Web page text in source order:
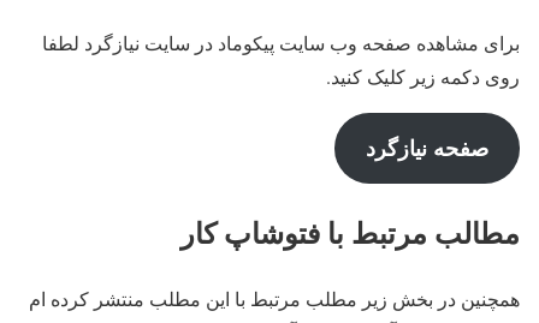
برای مشاهده صفحه وب سایت پیکوماد در سایت نیازگرد لطفا
روی دکمه زیر کلیک کنید.
صفحه نیازگرد
مطالب مرتبط با فتوشاپ کار
همچنین در بخش زیر مطلب مرتبط با این مطلب منتشر کرده ام